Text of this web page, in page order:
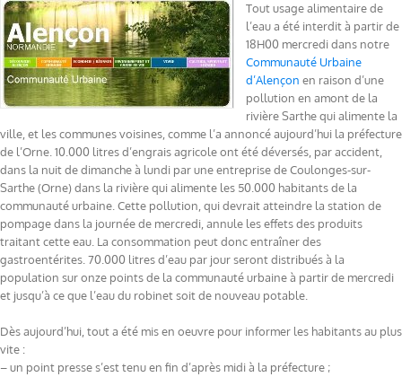
Tout usage alimentaire de
l’eau a été interdit à partir de
18H00 mercredi dans notre
Communauté Urbaine
d’Alençon en raison d’une
pollution en amont de la
rivière Sarthe qui alimente la
ville, et les communes voisines, comme l’a annoncé aujourd’hui la préfecture
de l’Orne. 10.000 litres d’engrais agricole ont été déversés, par accident,
dans la nuit de dimanche à lundi par une entreprise de Coulonges-sur-
Sarthe (Orne) dans la rivière qui alimente les 50.000 habitants de la
communauté urbaine. Cette pollution, qui devrait atteindre la station de
pompage dans la journée de mercredi, annule les effets des produits
traitant cette eau. La consommation peut donc entraîner des
gastroentérites. 70.000 litres d’eau par jour seront distribués à la
population sur onze points de la communauté urbaine à partir de mercredi
et jusqu’à ce que l’eau du robinet soit de nouveau potable.
Dès aujourd’hui, tout a été mis en oeuvre pour informer les habitants au plus
vite :
– un point presse s’est tenu en fin d’après midi à la préfecture ;